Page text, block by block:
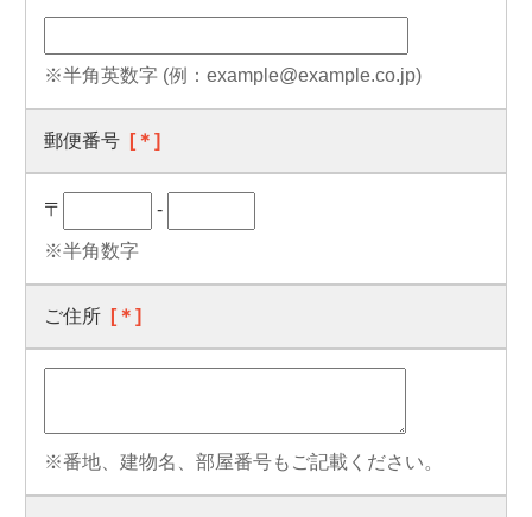
※半角英数字 (例：example@example.co.jp)
郵便番号 [＊]
〒 -
※半角数字
ご住所 [＊]
※番地、建物名、部屋番号もご記載ください。